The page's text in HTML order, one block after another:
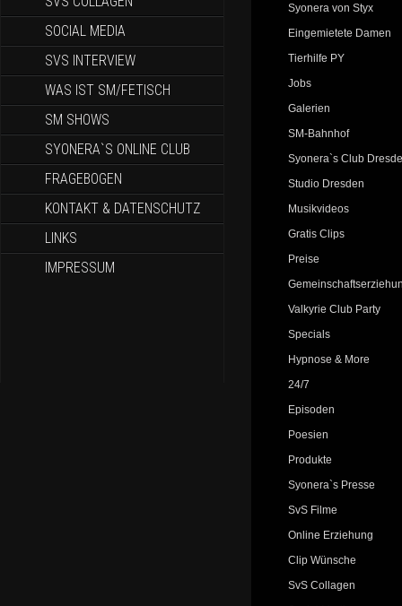
SOCIAL MEDIA
SVS INTERVIEW
WAS IST SM/FETISCH
SM SHOWS
SYONERA`S ONLINE CLUB
FRAGEBOGEN
KONTAKT & DATENSCHUTZ
LINKS
IMPRESSUM
Syonera von Styx
Eingemietete Damen
Tierhilfe PY
Jobs
Galerien
SM-Bahnhof
Syonera`s Club
Studio Dresden
Musikvideos
Gratis Clips
Preise
Valkyrie Club Party
Specials
Hypnose & More
24/7
Episoden
Poesien
Produkte
Syonera`s Presse
SvS Filme
Online Erziehung
Clip Wünsche
SvS Collagen